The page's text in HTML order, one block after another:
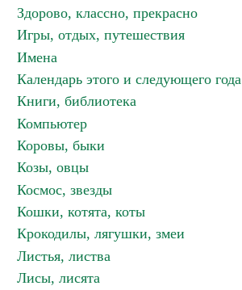
Здорово, классно, прекрасно
Игры, отдых, путешествия
Имена
Календарь этого и следующего года
Книги, библиотека
Компьютер
Коровы, быки
Козы, овцы
Космос, звезды
Кошки, котята, коты
Крокодилы, лягушки, змеи
Листья, листва
Лисы, лисята